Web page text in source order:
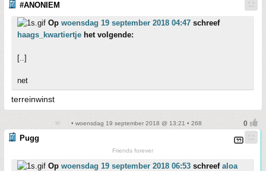
#ANONIEM
Op woensdag 19 september 2018 04:47 schreef
haags_kwartiertje het volgende:
[..]
net
terreinwinst
• woensdag 19 september 2018 @ 13:21 • 268
Pugg
Friends forever
Op woensdag 19 september 2018 06:53 schreef aloa